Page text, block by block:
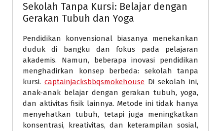
Sekolah Tanpa Kursi: Belajar dengan
Gerakan Tubuh dan Yoga
Pendidikan konvensional biasanya menekankan
duduk di bangku dan fokus pada pelajaran
akademis. Namun, beberapa inovasi pendidikan
menghadirkan konsep berbeda: sekolah tanpa
kursi. captainjacksbbqsmokehouse Di sekolah ini,
anak-anak belajar dengan gerakan tubuh, yoga,
dan aktivitas fisik lainnya. Metode ini tidak hanya
menyehatkan tubuh, tetapi juga meningkatkan
konsentrasi, kreativitas, dan keterampilan sosial,